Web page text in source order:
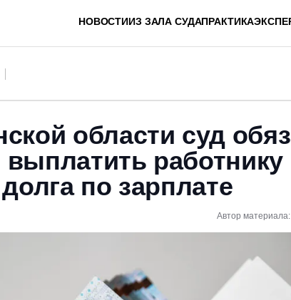
НОВОСТИИЗ ЗАЛА СУДАПРАКТИКА
области суд
работнику
по зарплате
Автор материала: